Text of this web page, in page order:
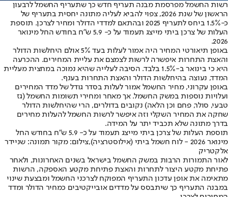
רשות החשמל מפרסמת מבנה תעריף חדש כך שתעריף החשמל לרבעון
הראשון של שנת 2026, צפוי להביא לעליה מתונה יחסית בתעריף של
כ-1.5% ביחס לתעריף 2025 ובהתאם למדדי הדולר ומחיר לצרכן. תוספת
העלות של צרכן ביתי מייצג תעמוד על כ- 5.9 ש"ח בחודש החל מינואר
2026.
באופן תיאורטי המחיר היה אמור לעלות בעד 5% אולם היחלשות הדולר
והאצת התחרות איפשרה לרשות לצמצם את עליית המחירים. ההכרעה
היא כי בינואר ב-1.5% בלבד. הסיבה לעלייה שהיא נמוכה במחצית מעליית
המדד, נעוצה בהיחלשות הדולר והאצת התחרות בענף.
באופן עקרוני, מחיר החשמל אמור לעלות בסדר גודל של מדד המחירים
ועלויות נוספות במשק החשמל. אך מאחר ומחירי תשומות החשמל (גז
טבעי, סולר, פחם וכן הלאה) נקובים בדולרים, הרי שהיחלשות הדולר
שחקה את המחיר השקלי וזה איפשר לרשות החשמל להעלות מחירים
בדרך מתונה שלא תכביד יתר על המידה.
תוספת העלות של צרכן ביתי מייצג תעמוד על כ- 5.9 ש"ח בחודש החל
מינואר 2026 - לוח חשמל ביתי (אילוסטרציה),צילום: מקור תמונה: שניידר
אלקטריק
לאור התמורות הרבות במשק החשמל בישראל בשנים האחרונות, ולאחר
פתיחת מקטע היצור לתחרות והאצת פתיחת מקטע האספקה, הרשות
מתאימה את אופן עדכון התעריף המפוקח לצרכני החשמל ומבצעת שינוי
במבנה התעריף כך שיתבסס על מדדים אובייקטיבים כמחיר הדולר ומדד